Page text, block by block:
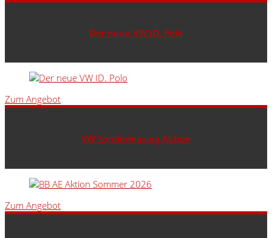
Der neue VW ID. Polo
Zum Angebot
VW Sonderleasing Aktion
Zum Angebot